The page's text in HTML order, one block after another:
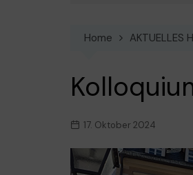
Home AKTUELLES
17. Oktober 2024